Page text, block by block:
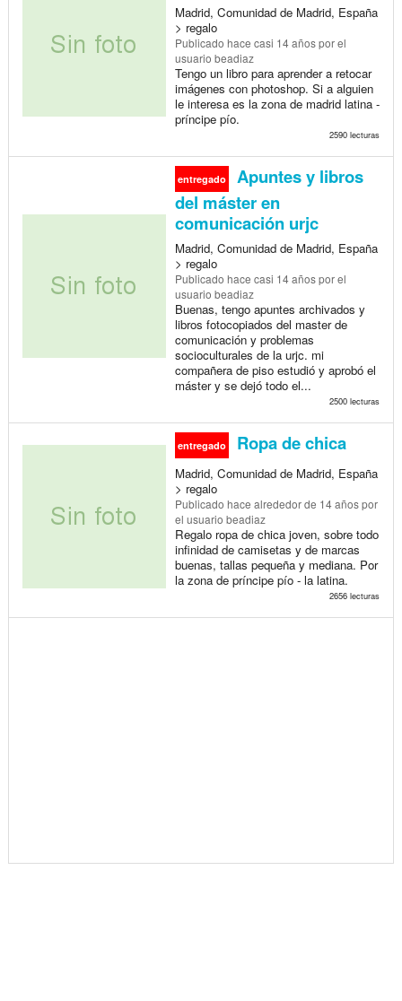
Madrid, Comunidad de Madrid, España
> regalo
Publicado hace casi 14 añospor el
usuario beadiaz
Tengo un libro para aprender a retocar
imágenes con photoshop. Si a alguien
le interesa es la zona de madrid latina -
príncipe pío.
2590 lecturas
entregado
Apuntes y libros
del máster en
comunicación urjc
Madrid, Comunidad de Madrid, España
> regalo
Publicado hace casi 14 añospor el
usuario beadiaz
Buenas, tengo apuntes archivados y
libros fotocopiados del master de
comunicación y problemas
socioculturales de la urjc. mi
compañera de piso estudió y aprobó el
máster y se dejó todo el...
2500 lecturas
entregado Ropa de chica
Madrid, Comunidad de Madrid, España
> regalo
Publicado hace alrededor de 14 añospor
el usuario beadiaz
Regalo ropa de chica joven, sobre todo
infinidad de camisetas y de marcas
buenas, tallas pequeña y mediana. Por
la zona de príncipe pío - la latina.
2656 lecturas